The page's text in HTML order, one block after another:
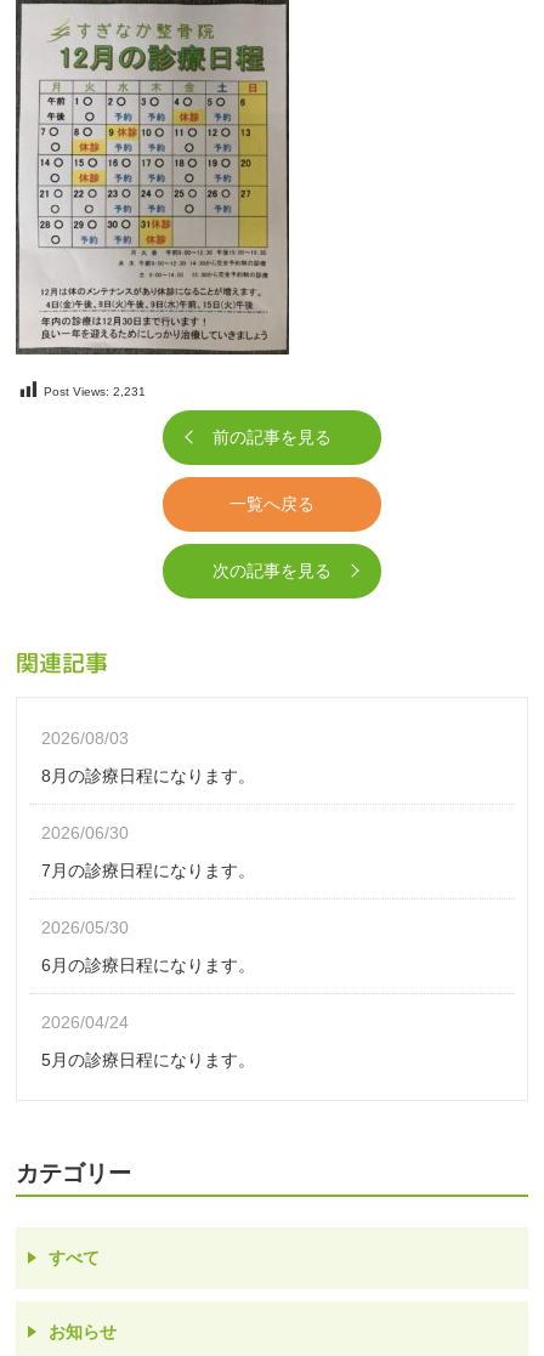
Post Views: 2,231
前の記事を見る
一覧へ戻る
次の記事を見る
関連記事
2026/08/03
8月の診療日程になります。
2026/06/30
7月の診療日程になります。
2026/05/30
6月の診療日程になります。
2026/04/24
5月の診療日程になります。
カテゴリー
すべて
お知らせ